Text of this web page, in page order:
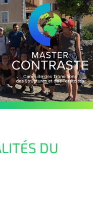
DU